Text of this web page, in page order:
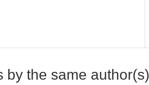
by the same author(s)